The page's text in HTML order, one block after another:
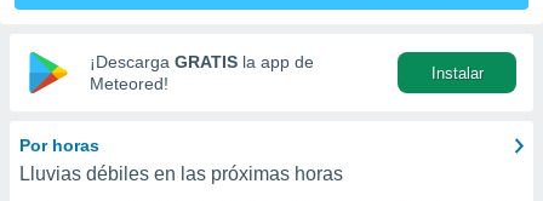
las
y
digital
basada
¡Descarga GRATIS la app de
Meteored!
Instalar
Por horas
Lluvias débiles en las próximas horas